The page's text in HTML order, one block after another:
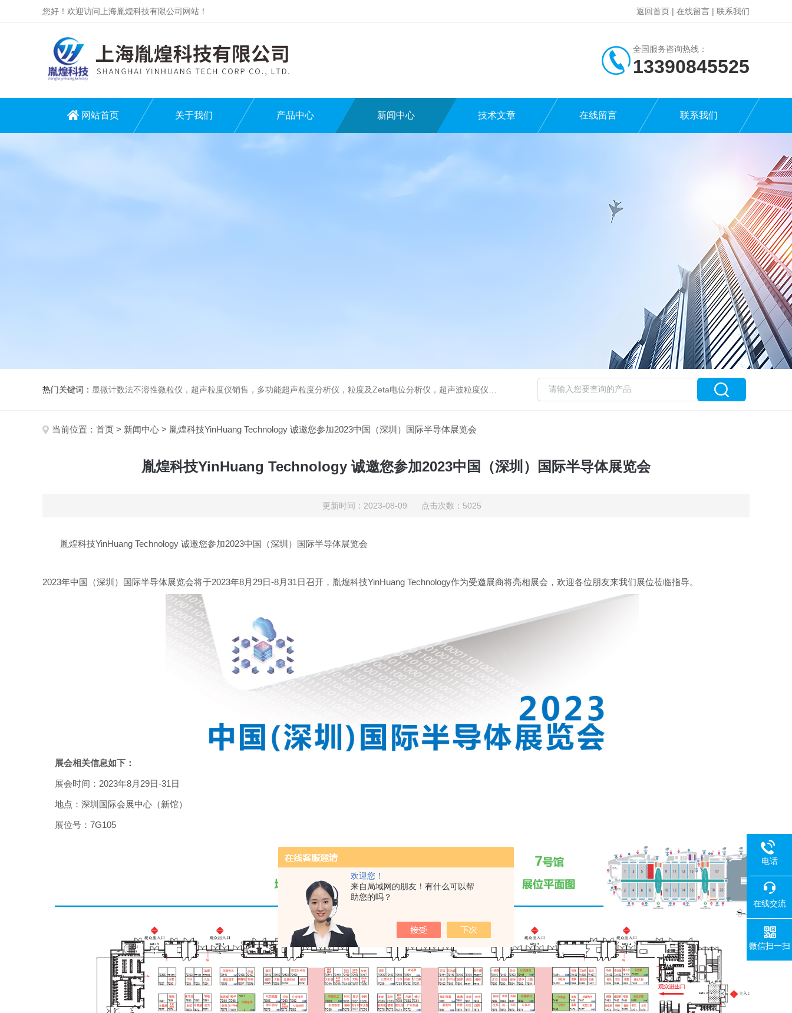
欢迎您！
来自局域网的朋友！有什么可以帮
助您的吗？
您好！欢迎访问上海胤煌科技有限公司网站！ 返回首页 | 在线留言 | 联系我们
全国服务咨询热线：
13390845525
网站首页 关于我们 产品中心 新闻中心 技术文章 在线留言 联系我们
热门关键词： 显微计数法不溶性微粒仪，超声粒度仪销售，多功能超声粒度分析仪，粒度及Zeta电位分析仪，超声波粒度仪，澄清度检查专用伞棚灯，伞棚灯，超声粒度仪超声电位分析仪
当前位置： 首页 > 新闻中心 > 胤煌科技YinHuang Technology 诚邀您参加2023中国（深圳）国际半导体展览会
胤煌科技YinHuang Technology 诚邀您参加2023中国（深圳）国际半导体展览会
更新时间：2023-08-09 点击次数：5025
胤煌科技YinHuang Technology 诚邀您参加2023中国（深圳）国际半导体展览会
2023年中国（深圳）国际半导体展览会将于2023年8月 29日-8月31 日召开，胤煌科技YinHuang Technology作为受邀展商将亮相展会，欢迎各位朋友来我们展位莅临指导。
展会相关信息如下：
展会时间： 2023年8月 29日-31 日
地点：深圳国际会展中心（新馆）
展位号： 7G105
电话
在线交流
微信扫一扫